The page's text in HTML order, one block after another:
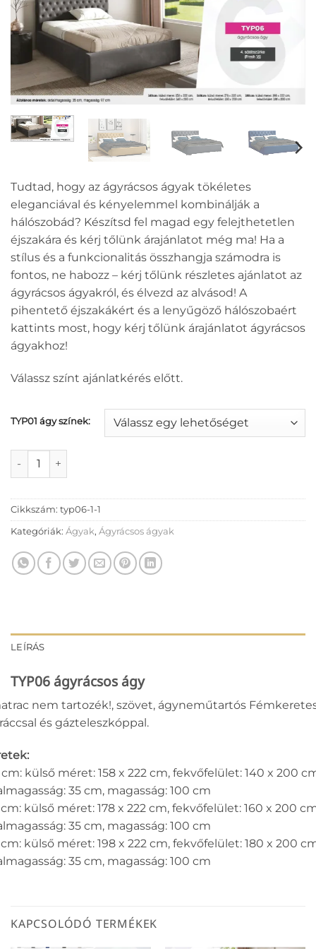
Tudtad, hogy az ágyrácsos ágyak tökéletes
eleganciával és kényelemmel kombinálják a
hálószobád? Készítsd fel magad egy felejthetetlen
éjszakára és kérj tőlünk árajánlatot még ma! Ha a
stílus és a funkcionalitás összhangja számodra is
fontos, ne habozz – kérj tőlünk részletes ajánlatot az
ágyrácsos ágyakról, és élvezd az alvásod! A
pihentető éjszakákért és a lenyűgöző hálószobaért
kattints most, hogy kérj tőlünk árajánlatot ágyrácsos
ágyakhoz!
Válassz színt ajánlatkérés előtt.
TYP01 ágy színek:
TYP06 ágyrácsos ágy mennyiség
Cikkszám: typ06-1-1
Kategóriák: Ágyak, Ágyrácsos ágyak
LEÍRÁS
TYP06 ágyrácsos ágy
nem tartozék!, szövet, ágyneműtartós
és gázteleszkóppal.
cm: külső méret: 158 x 222 cm, fekvőfelület: 140 x 200
35 cm, magasság: 100 cm
külső méret: 178 x 222 cm, fekvőfelület: 160 x 200
35 cm, magasság: 100 cm
cm: külső méret: 198 x 222 cm, fekvőfelület: 180 x 200
35 cm, magasság: 100 cm
KAPCSOLÓDÓ TERMÉKEK